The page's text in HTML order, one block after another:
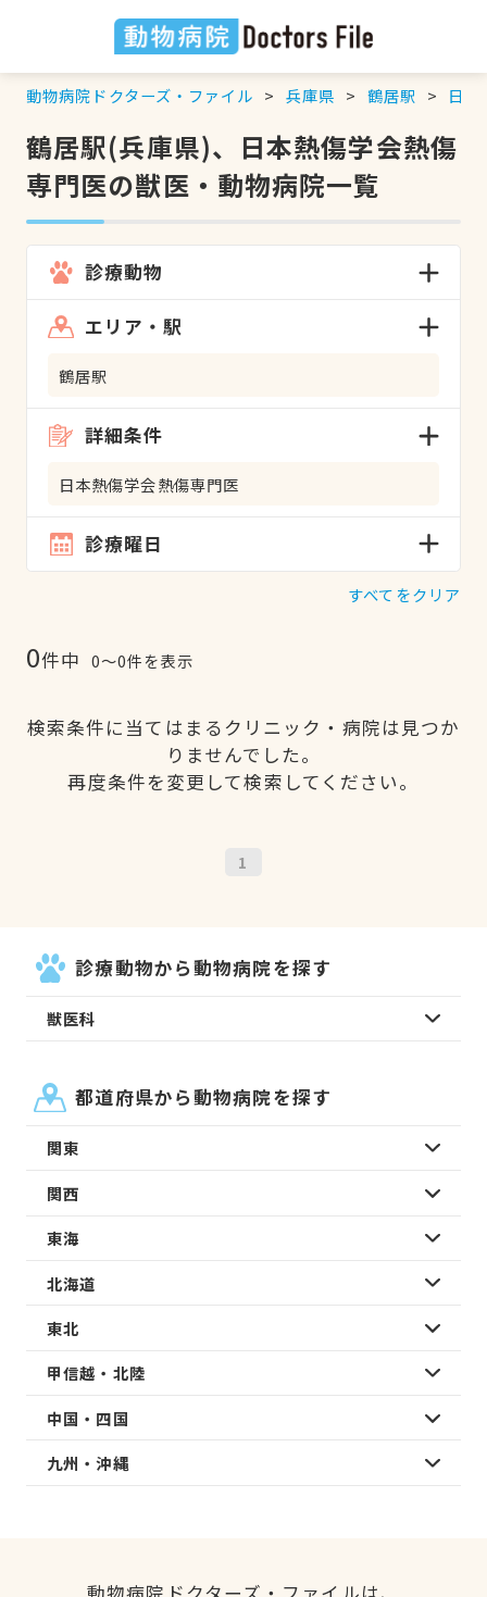
動物病院ドクターズ・ファイル 兵庫県 鶴居駅 日本
鶴居駅(兵庫県)、日本熱傷学会熱傷
専門医の獣医・動物病院一覧
診療動物
エリア・駅
鶴居駅
詳細条件
日本熱傷学会熱傷専門医
診療曜日
すべてをクリア
0件中 0〜0件を表示
検索条件に当てはまるクリニック・病院は見つか
りませんでした。
再度条件を変更して検索してください。
1
診療動物から動物病院を探す
獣医科
都道府県から動物病院を探す
関東
関西
東海
北海道
東北
甲信越・北陸
中国・四国
九州・沖縄